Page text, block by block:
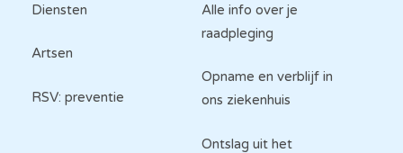
Diensten
Artsen
RSV: preventie
Alle info over je
raadpleging
Opname en verblijf in
ons ziekenhuis
Ontslag uit het